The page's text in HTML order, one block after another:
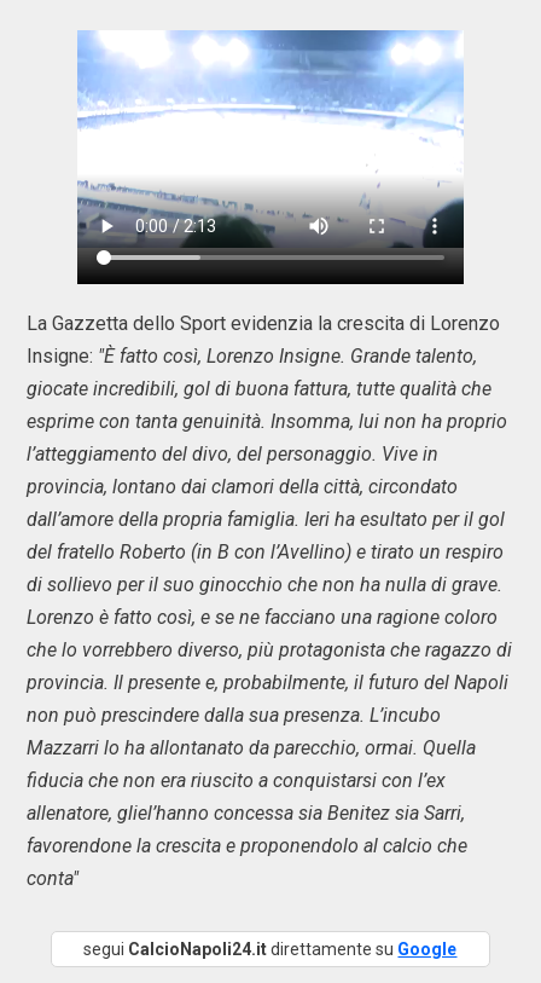
La Gazzetta dello Sport evidenzia la crescita di Lorenzo
Insigne: "È fatto così, Lorenzo Insigne. Grande talento,
giocate incredibili, gol di buona fattura, tutte qualità che
esprime con tanta genuinità. Insomma, lui non ha proprio
l’atteggiamento del divo, del personaggio. Vive in
provincia, lontano dai clamori della città, circondato
dall’amore della propria famiglia. Ieri ha esultato per il gol
del fratello Roberto (in B con l’Avellino) e tirato un respiro
di sollievo per il suo ginocchio che non ha nulla di grave.
Lorenzo è fatto così, e se ne facciano una ragione coloro
che lo vorrebbero diverso, più protagonista che ragazzo di
provincia. Il presente e, probabilmente, il futuro del Napoli
non può prescindere dalla sua presenza. L’incubo
Mazzarri lo ha allontanato da parecchio, ormai. Quella
fiducia che non era riuscito a conquistarsi con l’ex
allenatore, gliel’hanno concessa sia Benitez sia Sarri,
favorendone la crescita e proponendolo al calcio che
conta"
segui CalcioNapoli24.itdirettamente su Google